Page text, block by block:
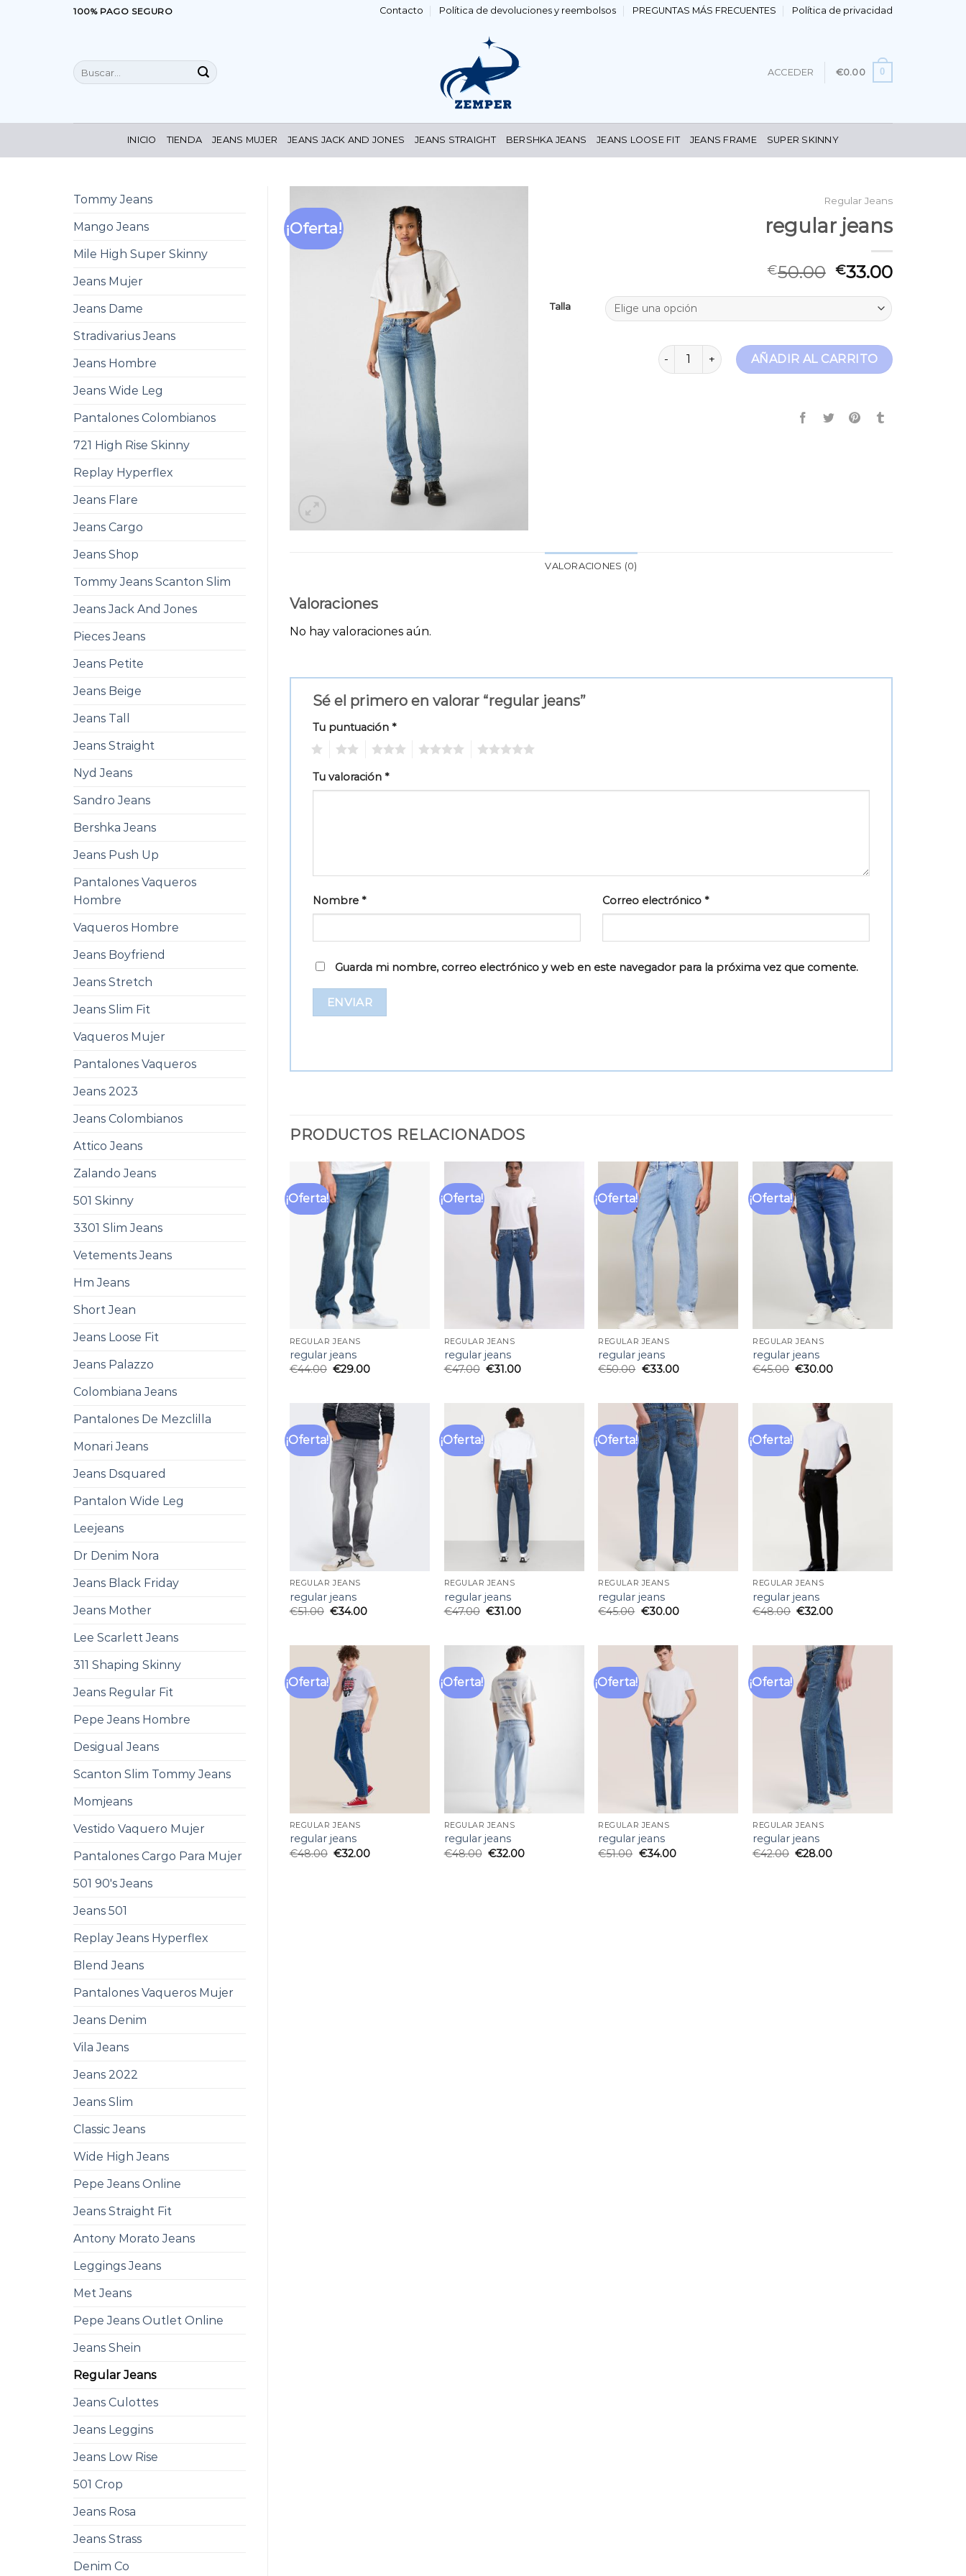
100% PAGO SEGURO Contacto Política de devoluciones y reembolsos PREGUNTAS MÁS FRECUENTES Política de privacidad
Buscar
por:
ACCEDER €0.00 0
INICIO TIENDA JEANS MUJER JEANS JACK AND JONES JEANS STRAIGHT BERSHKA JEANS JEANS LOOSE FIT JEANS FRAME SUPER SKINNY
Tommy Jeans
Mango Jeans
Mile High Super Skinny
Jeans Mujer
Jeans Dame
Stradivarius Jeans
Jeans Hombre
Jeans Wide Leg
Pantalones Colombianos
721 High Rise Skinny
Replay Hyperflex
Jeans Flare
Jeans Cargo
Jeans Shop
Tommy Jeans Scanton Slim
Jeans Jack And Jones
Pieces Jeans
Jeans Petite
Jeans Beige
Jeans Tall
Jeans Straight
Nyd Jeans
Sandro Jeans
Bershka Jeans
Jeans Push Up
Pantalones Vaqueros
Hombre
Vaqueros Hombre
Jeans Boyfriend
Jeans Stretch
Jeans Slim Fit
Vaqueros Mujer
Pantalones Vaqueros
Jeans 2023
Jeans Colombianos
Attico Jeans
Zalando Jeans
501 Skinny
3301 Slim Jeans
Vetements Jeans
Hm Jeans
Short Jean
Jeans Loose Fit
Jeans Palazzo
Colombiana Jeans
Pantalones De Mezclilla
Monari Jeans
Jeans Dsquared
Pantalon Wide Leg
Leejeans
Dr Denim Nora
Jeans Black Friday
Jeans Mother
Lee Scarlett Jeans
311 Shaping Skinny
Jeans Regular Fit
Pepe Jeans Hombre
Desigual Jeans
Scanton Slim Tommy Jeans
Momjeans
Vestido Vaquero Mujer
Pantalones Cargo Para Mujer
501 90's Jeans
Jeans 501
Replay Jeans Hyperflex
Blend Jeans
Pantalones Vaqueros Mujer
Jeans Denim
Vila Jeans
Jeans 2022
Jeans Slim
Classic Jeans
Wide High Jeans
Pepe Jeans Online
Jeans Straight Fit
Antony Morato Jeans
Leggings Jeans
Met Jeans
Pepe Jeans Outlet Online
Jeans Shein
Regular Jeans
Jeans Culottes
Jeans Leggins
Jeans Low Rise
501 Crop
Jeans Rosa
Jeans Strass
Denim Co
¡Oferta!
Regular Jeans
regular jeans
€50.00 €33.00
Talla
regular jeans cantidadAÑADIR AL CARRITO
VALORACIONES (0)
Valoraciones
No hay valoraciones aún.
Sé el primero en valorar “regular jeans”
Tu puntuación *
Tu valoración *
Nombre * Correo electrónico *
Guarda mi nombre, correo electrónico y web en este navegador para la próxima vez que comente.
PRODUCTOS RELACIONADOS
¡Oferta!
REGULAR JEANS
regular jeans
€44.00 €29.00
¡Oferta!
REGULAR JEANS
regular jeans
€47.00 €31.00
¡Oferta!
Añadir
a la
REGULAR JEANS
regular jeans
€50.00 €33.00
¡Oferta!
deseos
REGULAR JEANS
regular jeans
€45.00 €30.00
¡Oferta!
REGULAR JEANS
regular jeans
€51.00 €34.00
¡Oferta!
REGULAR JEANS
regular jeans
€47.00 €31.00
¡Oferta!
REGULAR JEANS
regular jeans
€45.00 €30.00
¡Oferta!
REGULAR JEANS
regular jeans
€48.00 €32.00
¡Oferta!
REGULAR JEANS
regular jeans
€48.00 €32.00
¡Oferta!
REGULAR JEANS
regular jeans
€48.00 €32.00
¡Oferta!
REGULAR JEANS
regular jeans
€51.00 €34.00
¡Oferta!
REGULAR JEANS
regular jeans
€42.00 €28.00